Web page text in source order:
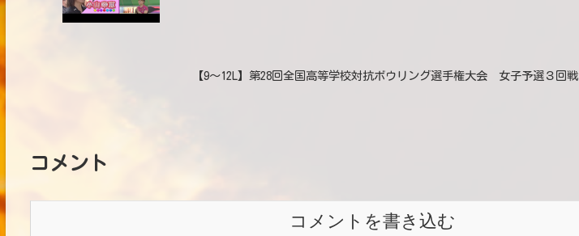
【9～12L】第28回全国高等学校対抗ボウリング選手権大会 女子予選３回戦
コメント
コメントを書き込む